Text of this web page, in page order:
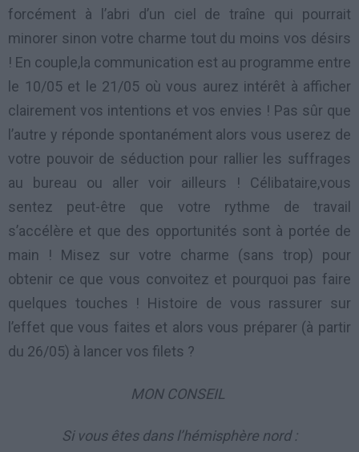
forcément à l’abri d’un ciel de traîne qui pourrait
minorer sinon votre charme tout du moins vos désirs
! En couple,la communication est au programme entre
le 10/05 et le 21/05 où vous aurez intérêt à afficher
clairement vos intentions et vos envies ! Pas sûr que
l’autre y réponde spontanément alors vous userez de
votre pouvoir de séduction pour rallier les suffrages
au bureau ou aller voir ailleurs ! Célibataire,vous
sentez peut-être que votre rythme de travail
s’accélère et que des opportunités sont à portée de
main ! Misez sur votre charme (sans trop) pour
obtenir ce que vous convoitez et pourquoi pas faire
quelques touches ! Histoire de vous rassurer sur
l’effet que vous faites et alors vous préparer (à partir
du 26/05) à lancer vos filets ?
MON CONSEIL
Si vous êtes dans l’hémisphère nord :